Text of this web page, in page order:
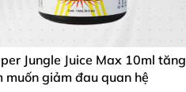
Jungle Juice Max 10ml tăng
muốn giảm đau quan hệ